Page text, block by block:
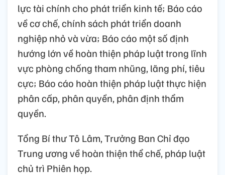
lực tài chính cho phát triển kinh tế; Báo cáo
về cơ chế, chính sách phát triển doanh
nghiệp nhỏ và vừa; Báo cáo một số định
hướng lớn về hoàn thiện pháp luật trong lĩnh
vực phòng chống tham nhũng, lãng phí, tiêu
cực; Báo cáo hoàn thiện pháp luật thực hiện
phân cấp, phân quyền, phân định thẩm
quyền.
Tổng Bí thư Tô Lâm, Trưởng Ban Chỉ đạo
Trung ương về hoàn thiện thể chế, pháp luật
chủ trì Phiên họp.